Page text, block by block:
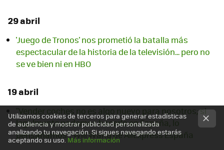
29 abril
'Juego de Tronos' nos prometió la batalla más
espectacular de la historia de la televisión... pero no
se ve bien ni en HBO
19 abril
"Vender coches no es algo nuevo para nosotros; si
legalmente podemos hacerlo en España, lo
pensaríamos": Will Wang de AliExpress España
Utilizamos cookies de terceros para generar estadísticas
de audiencia y mostrar publicidad personalizada
analizando tu navegación. Si sigues navegando estarás
aceptando su uso.Más información